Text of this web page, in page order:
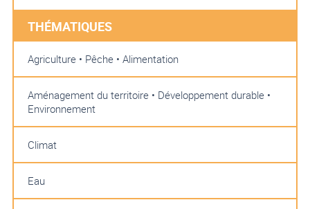
THÉMATIQUES
Agriculture • Pêche • Alimentation
Aménagement du territoire • Développement durable •
Environnement
Climat
Eau